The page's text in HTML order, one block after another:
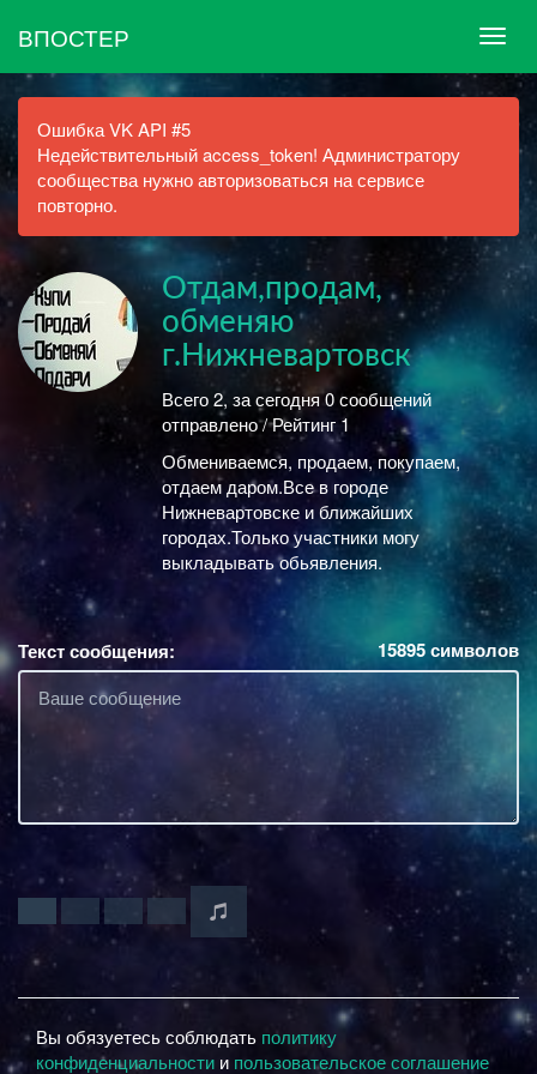
ВПОСТЕР
Ошибка VK API #5
Недействительный access_token! Администратору
сообщества нужно авторизоваться на сервисе
повторно.
Отдам,продам,
обменяю
г.Нижневартовск
Всего 2, за сегодня 0 сообщений
отправлено / Рейтинг 1
Обмениваемся, продаем, покупаем,
отдаем даром.Все в городе
Нижневартовске и ближайших
городах.Только участники могу
выкладывать обьявления.
Текст сообщения: 15895символов
Вы обязуетесь соблюдать политику
конфиденциальности и пользовательское соглашение